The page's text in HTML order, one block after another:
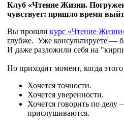
Клуб «Чтение Жизни.
чувствует: пришло время
Вы прошли курс «Чтение
глубже. Уже консультируете —
И даже разложили себя на
Но приходит момент, когда
Хочется точности.
Хочется уверенности.
Хочется говорить по
прислушиваются.